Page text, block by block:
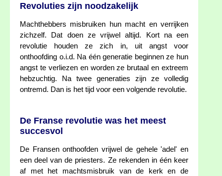
Revoluties zijn noodzakelijk
Machthebbers misbruiken hun macht en verrijken
zichzelf. Dat doen ze vrijwel altijd. Kort na een
revolutie houden ze zich in, uit angst voor
onthoofding o.i.d. Na één generatie beginnen ze hun
angst te verliezen en worden ze brutaal en extreem
hebzuchtig. Na twee generaties zijn ze volledig
ontremd. Dan is het tijd voor een volgende revolutie.
De Franse revolutie was het meest
succesvol
De Fransen onthoofden vrijwel de gehele 'adel' en
een deel van de priesters. Ze rekenden in één keer
af met het machtsmisbruik van de kerk en de